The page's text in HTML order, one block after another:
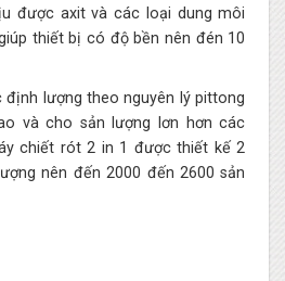
được axit và các loại dung môi
thiết bị có độ bền nên đén 10
lượng theo nguyên lý pittong
và cho sản lượng lơn hơn các
chiết rót 2 in 1 được thiết kế 2
nên đến 2000 đến 2600 sản